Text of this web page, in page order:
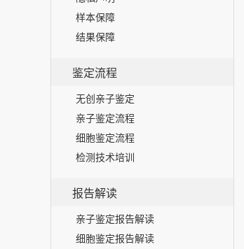
样本保障
结果保障
鉴定流程
无创亲子鉴定
亲子鉴定流程
细胞鉴定流程
检测技术培训
报告解读
亲子鉴定报告解读
细胞鉴定报告解读